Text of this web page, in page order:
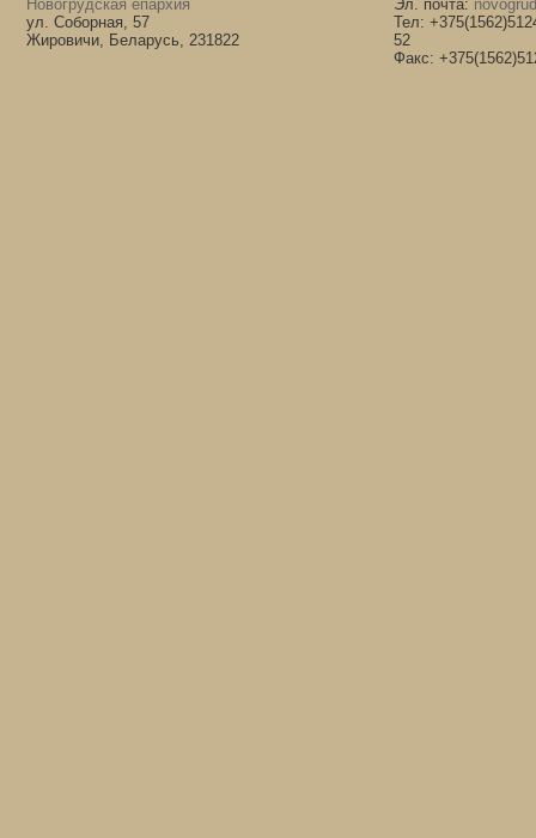
Новогрудская епархия
ул. Соборная, 57
Жировичи, Беларусь, 231822
Эл. почта:
Тел:
52
Факс: